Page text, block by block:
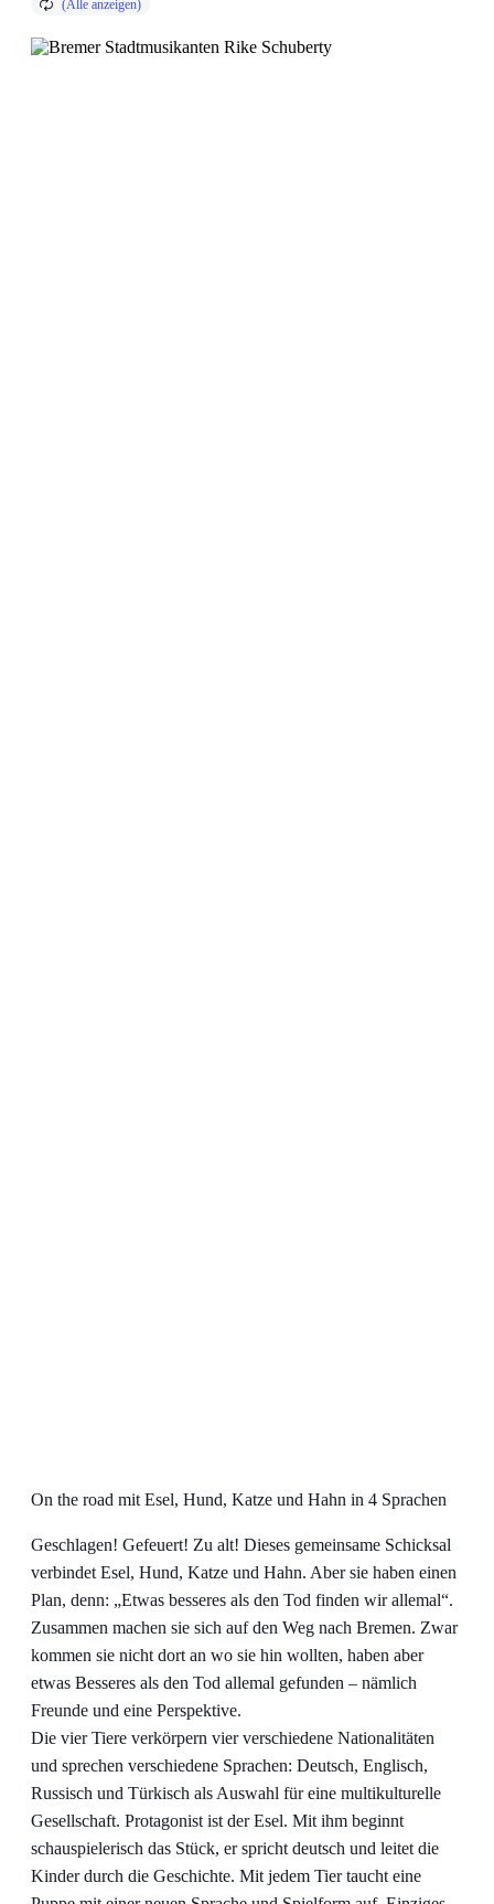
On the road mit Esel, Hund, Katze und Hahn in 4 Sprachen
Geschlagen! Gefeuert! Zu alt! Dieses gemeinsame Schicksal
verbindet Esel, Hund, Katze und Hahn. Aber sie haben einen
Plan, denn: „Etwas besseres als den Tod finden wir allemal“.
Zusammen machen sie sich auf den Weg nach Bremen. Zwar
kommen sie nicht dort an wo sie hin wollten, haben aber
etwas Besseres als den Tod allemal gefunden – nämlich
Freunde und eine Perspektive.
Die vier Tiere verkörpern vier verschiedene Nationalitäten
und sprechen verschiedene Sprachen: Deutsch, Englisch,
Russisch und Türkisch als Auswahl für eine multikulturelle
Gesellschaft. Protagonist ist der Esel. Mit ihm beginnt
schauspielerisch das Stück, er spricht deutsch und leitet die
Kinder durch die Geschichte. Mit jedem Tier taucht eine